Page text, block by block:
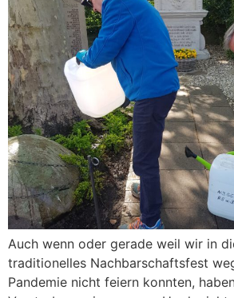
Auch wenn oder gerade weil wir in
traditionelles Nachbarschaftsfest
Pandemie nicht feiern konnten,